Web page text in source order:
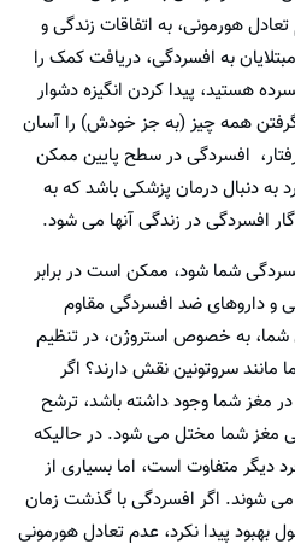
هورمونی، به اتفاقات زندگی و
به افسردگی، دریافت کمک را
هستید، پیدا کردن انگیزه دشوار
همه چیز (به جز خودش) را آسان
افسردگی در سطح پایین ممکن
به دنبال درمان پزشکی باشد که به
افسردگی در زندگی آنها می شود.
شما شود، ممکن است در برابر
و داروهای ضد افسردگی مقاوم
شما، به خصوص استروژن، در تنظیم
سروتونین نقش دارند؟ اگر
مغز شما وجود داشته باشد، ترشح
مغز شما مختل می شود. در حالیکه
دیگر متفاوت است، اما بسیاری از
می شوند. اگر افسردگی با گذشت زمان
بهبود پیدا نکرد، عدم تعادل هورمونی